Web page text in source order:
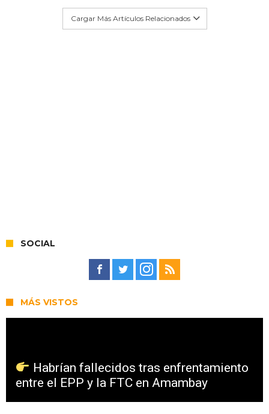
Cargar Más Artículos Relacionados
SOCIAL
MÁS VISTOS
Habrían fallecidos tras enfrentamiento
entre el EPP y la FTC en Amambay